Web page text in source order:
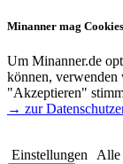
Minanner mag
Um Minanner.de
können,
"Akzeptieren"
→ zur
Einstellungen Alle